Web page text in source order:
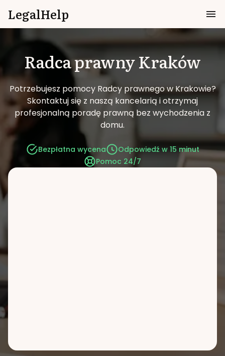
LegalHelp
Radca prawnyKraków
Potrzebujesz pomocy Radcy prawnego w Krakowie?
Skontaktuj się z naszą kancelarią i otrzymaj
profesjonalną poradę prawną bez wychodzenia z
domu.
Bezpłatna wycena
Odpowiedź w 15 minut
Pomoc 24/7